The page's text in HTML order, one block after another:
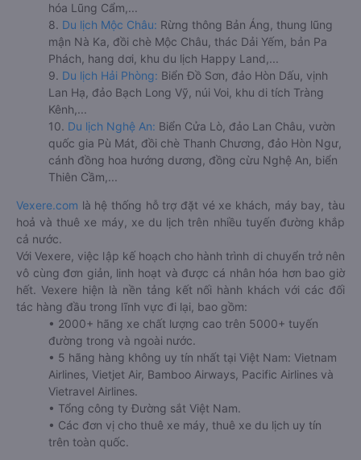
hóa Lũng Cẩm,...
8. Du lịch Mộc Châu: Rừng thông Bản Áng, thung lũng
mận Nà Ka, đồi chè Mộc Châu, thác Dải Yếm, bản Pa
Phách, hang dơi, khu du lịch Happy Land,...
9. Du lịch Hải Phòng: Biển Đồ Sơn, đảo Hòn Dấu, vịnh
Lan Hạ, đảo Bạch Long Vỹ, núi Voi, khu di tích Tràng
Kênh,...
10. Du lịch Nghệ An: Biển Cửa Lò, đảo Lan Châu, vườn
quốc gia Pù Mát, đồi chè Thanh Chương, đảo Hòn Ngư,
cánh đồng hoa hướng dương, đồng cừu Nghệ An, biển
Thiên Cầm,...
Vexere.com là hệ thống hỗ trợ đặt vé xe khách, máy bay, tàu
hoả và thuê xe máy, xe du lịch trên nhiều tuyến đường khắp
cả nước.
Với Vexere, việc lập kế hoạch cho hành trình di chuyển trở nên
vô cùng đơn giản, linh hoạt và được cá nhân hóa hơn bao giờ
hết. Vexere hiện là nền tảng kết nối hành khách với các đối
tác hàng đầu trong lĩnh vực đi lại, bao gồm:
• 2000+ hãng xe chất lượng cao trên 5000+ tuyến
đường trong và ngoài nước.
• 5 hãng hàng không uy tín nhất tại Việt Nam: Vietnam
Airlines, Vietjet Air, Bamboo Airways, Pacific Airlines và
Vietravel Airlines.
• Tổng công ty Đường sắt Việt Nam.
• Các đơn vị cho thuê xe máy, thuê xe du lịch uy tín
trên toàn quốc.